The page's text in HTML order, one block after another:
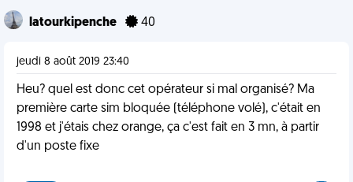
latourkipenche 40
jeudi 8 août 2019 23:40
Heu? quel est donc cet opérateur si mal organisé? Ma
première carte sim bloquée (téléphone volé), c'était en
1998 et j'étais chez orange, ça c'est fait en 3 mn, à partir
d'un poste fixe